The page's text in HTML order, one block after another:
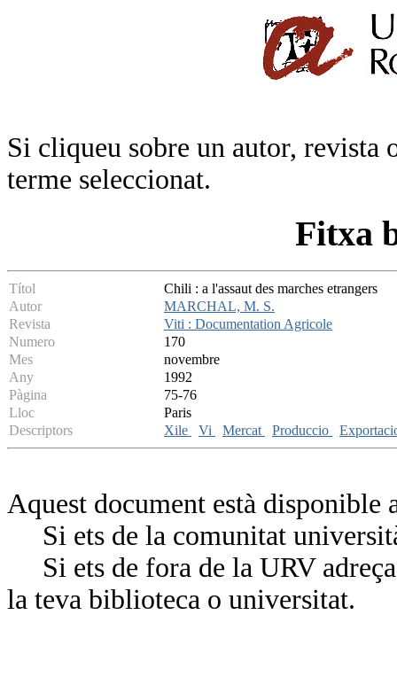
Si cliqueu sobre un autor, revista
terme seleccionat.
Fitxa
Títol
Chili : a l'assaut des marches etrangers
Autor
MARCHAL, M. S.
Revista
Viti : Documentation Agricole
Numero
170
Mes
novembre
Any
1992
Pàgina
75-76
Lloc
Paris
Descriptors
Xile Vi Mercat Produccio
Aquest document està
Si ets de la comunitat
Si ets de fora de la URV
la teva biblioteca o universitat.